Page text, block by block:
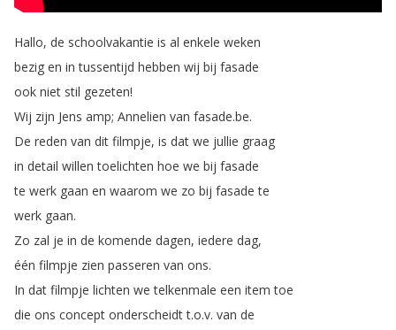
Hallo, de schoolvakantie is al enkele weken
bezig en in tussentijd hebben wij bij fasade
ook niet stil gezeten!
Wij zijn Jens amp; Annelien van fasade.be.
De reden van dit filmpje, is dat we jullie graag
in detail willen toelichten hoe we bij fasade
te werk gaan en waarom we zo bij fasade te
werk gaan.
Zo zal je in de komende dagen, iedere dag,
één filmpje zien passeren van ons.
In dat filmpje lichten we telkenmale een item toe
die ons concept onderscheidt t.o.v. van de